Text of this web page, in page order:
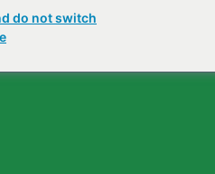
องจัก
do not switch